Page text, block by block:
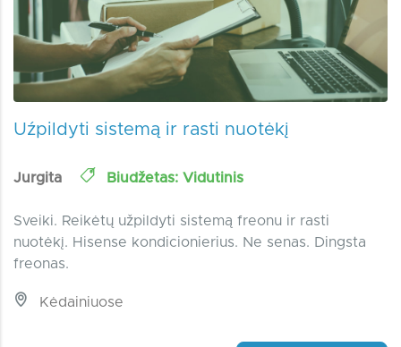
Uźpildyti sistemą ir rasti nuotėkį
Jurgita Biudžetas: Vidutinis
Sveiki. Reikėtų užpildyti sistemą freonu ir rasti
nuotėkį. Hisense kondicionierius. Ne senas. Dingsta
freonas.
Kėdainiuose